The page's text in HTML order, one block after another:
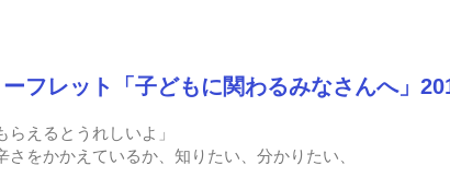
フレット「子どもに関わるみなさんへ」
らえるとうれしいよ」
をかかえているか、知りたい、分かりたい、